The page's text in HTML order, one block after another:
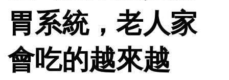
胃系統，老人家
會吃的越來越